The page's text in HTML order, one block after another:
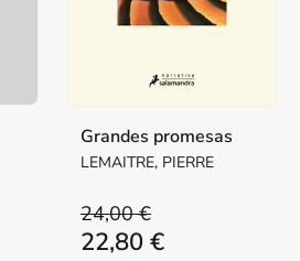
Grandes promesas
LEMAITRE, PIERRE
24,00 €
22,80 €